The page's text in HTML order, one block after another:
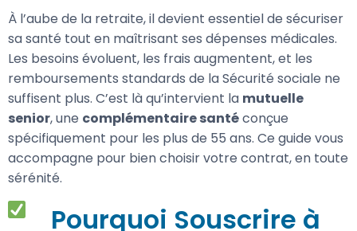
À l’aube de la retraite, il devient essentiel de sécuriser
sa santé tout en maîtrisant ses dépenses médicales.
Les besoins évoluent, les frais augmentent, et les
remboursements standards de la Sécurité sociale ne
suffisent plus. C’est là qu’intervient la mutuelle
senior, une complémentaire santéconçue
spécifiquement pour les plus de 55 ans. Ce guide vous
accompagne pour bien choisir votre contrat, en toute
sérénité.
Pourquoi Souscrire à